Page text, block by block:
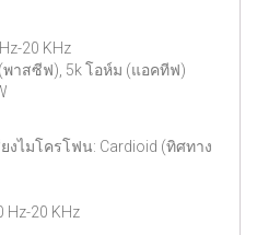
20 KHz
าสซีฟ), 5k โอห์ม (แอคทีฟ)
ไมโครโฟน: Cardioid (ทิศทาง
20 KHz